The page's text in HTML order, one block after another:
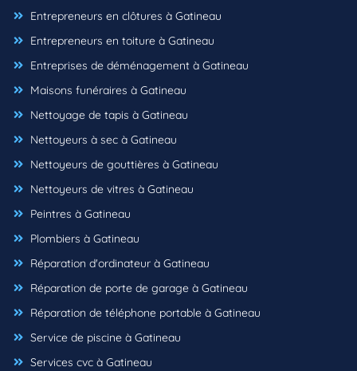
Entrepreneurs en clôtures à Gatineau
Entrepreneurs en toiture à Gatineau
Entreprises de déménagement à Gatineau
Maisons funéraires à Gatineau
Nettoyage de tapis à Gatineau
Nettoyeurs à sec à Gatineau
Nettoyeurs de gouttières à Gatineau
Nettoyeurs de vitres à Gatineau
Peintres à Gatineau
Plombiers à Gatineau
Réparation d'ordinateur à Gatineau
Réparation de porte de garage à Gatineau
Réparation de téléphone portable à Gatineau
Service de piscine à Gatineau
Services cvc à Gatineau